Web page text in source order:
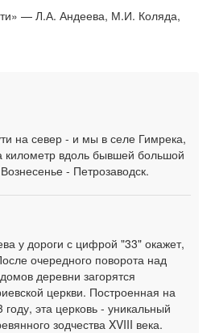
— Л.А. Андеева, М.И. Коляда,
на север - и мы в селе Гимрека,
километр вдоль бывшей большой
- Петрозаводск.
у дороги с цифрой "33" окажет,
очередного поворота над
деревни загорятся
церкви. Построенная на
эта церковь - уникальный
зодчества XVIII века.